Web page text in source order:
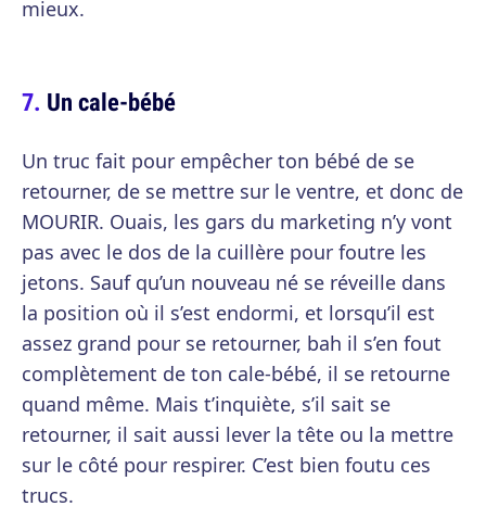
mieux.
Un cale-bébé
Un truc fait pour empêcher ton bébé de se
retourner, de se mettre sur le ventre, et donc de
MOURIR. Ouais, les gars du marketing n’y vont
pas avec le dos de la cuillère pour foutre les
jetons. Sauf qu’un nouveau né se réveille dans
la position où il s’est endormi, et lorsqu’il est
assez grand pour se retourner, bah il s’en fout
complètement de ton cale-bébé, il se retourne
quand même. Mais t’inquiète, s’il sait se
retourner, il sait aussi lever la tête ou la mettre
sur le côté pour respirer. C’est bien foutu ces
trucs.